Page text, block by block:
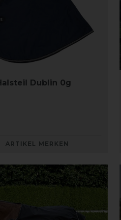
Dublin 0g
ARTIKEL MERKEN